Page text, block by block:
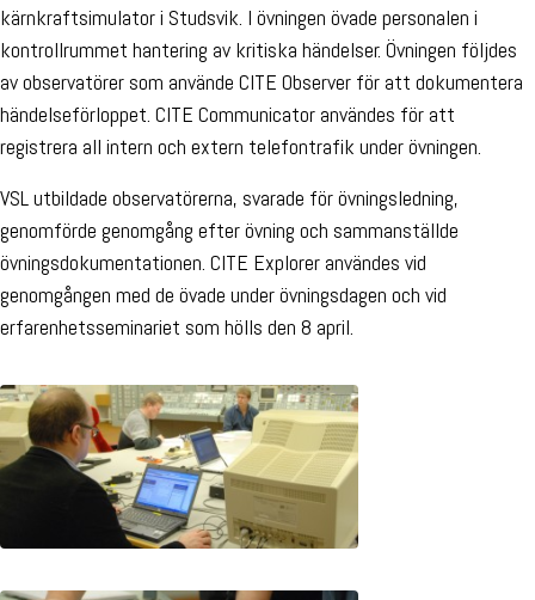
kärnkraftsimulator i Studsvik. I övningen övade personalen i
kontrollrummet hantering av kritiska händelser. Övningen följdes
av observatörer som använde CITE Observer för att dokumentera
händelseförloppet. CITE Communicator användes för att
registrera all intern och extern telefontrafik under övningen.
VSL utbildade observatörerna, svarade för övningsledning,
genomförde genomgång efter övning och sammanställde
övningsdokumentationen. CITE Explorer användes vid
genomgången med de övade under övningsdagen och vid
erfarenhetsseminariet som hölls den 8 april.